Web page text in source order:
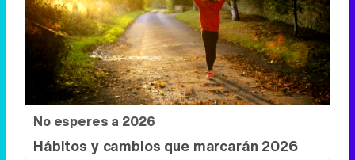
No esperes a 2026
Hábitos y cambios que marcarán 2026